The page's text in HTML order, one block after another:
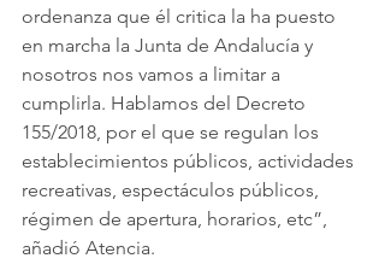
ordenanza que él critica la ha puesto
en marcha la Junta de Andalucía y
nosotros nos vamos a limitar a
cumplirla. Hablamos del Decreto
155/2018, por el que se regulan los
establecimientos públicos, actividades
recreativas, espectáculos públicos,
régimen de apertura, horarios, etc”,
añadió Atencia.